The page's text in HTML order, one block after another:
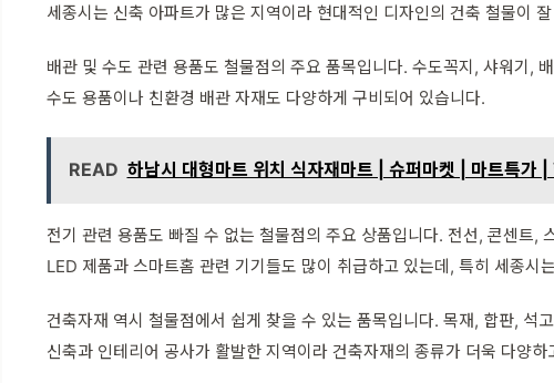
세종시는 신축 아파트가 많은 지역이라 현대적인 디자인의 건축 철물이
배관 및 수도 관련 용품도 철물점의 주요 품목입니다. 수도꼭지, 샤워기,
수도 용품이나 친환경 배관 자재도 다양하게 구비되어 있습니다.
READ 하남시 대형마트 위치 식자재마트 | 슈퍼마켓 | 마트특가
전기 관련 용품도 빠질 수 없는 철물점의 주요 상품입니다. 전선, 콘센트
LED 제품과 스마트홈 관련 기기들도 많이 취급하고 있는데, 특히 세종
건축자재 역시 철물점에서 쉽게 찾을 수 있는 품목입니다. 목재, 합판, 석
신축과 인테리어 공사가 활발한 지역이라 건축자재의 종류가 더욱 다양